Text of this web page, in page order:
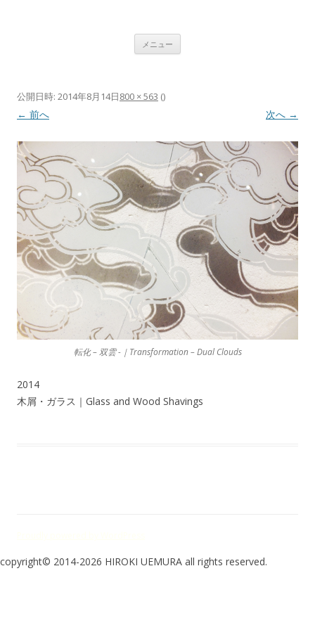
メニュー
公開日時: 2014年8月14日800 × 563 ()
← 前へ 次へ →
転化 – 双雲 -｜Transformation – Dual Clouds
2014
木屑・ガラス｜Glass and Wood Shavings
copyright© 2014-2026 HIROKI UEMURA all rights reserved.